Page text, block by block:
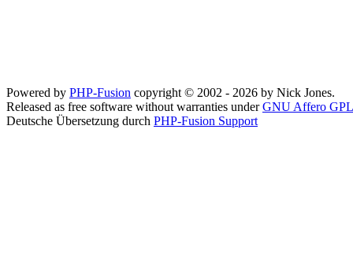
Powered by PHP-Fusion copyright © 2002 - 2026 by Nick Jones.
Released as free software without warranties underGNU Affero GPL
Deutsche Übersetzung durch PHP-Fusion Support